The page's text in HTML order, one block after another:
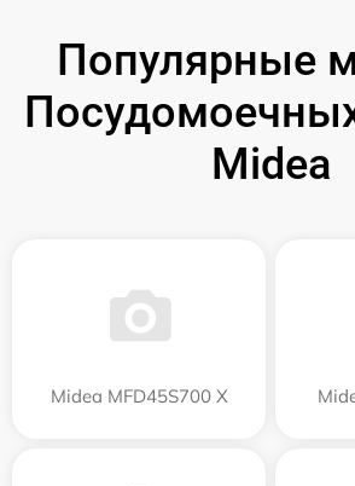
Популярные
Midea
Midea MFD45S700 X